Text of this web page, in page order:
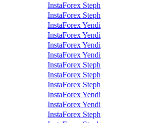
InstaForex Steph
InstaForex Steph
InstaForex Yendi
InstaForex Yendi
InstaForex Yendi
InstaForex Yendi
InstaForex Steph
InstaForex Steph
InstaForex Steph
InstaForex Yendi
InstaForex Yendi
InstaForex Steph